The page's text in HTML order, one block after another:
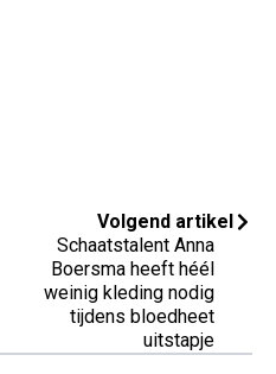
Volgend artikel
Schaatstalent Anna
Boersma heeft héél
weinig kleding nodig
tijdens bloedheet
uitstapje